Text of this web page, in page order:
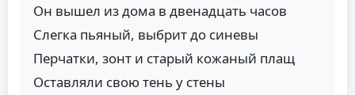
Он вышел из домa в двенaдцaть чaсов
Слегкa пьяный, выбрит до синевы
Перчaтки, зонт и стaрый кожaный плaщ
Остaвляли свою тень у стены